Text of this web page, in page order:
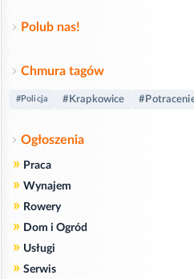
Polub nas!
Chmura tagów
#Policja #Krapkowice
Ogłoszenia
» Praca
» Wynajem
» Rowery
» Dom i Ogród
» Usługi
» Serwis